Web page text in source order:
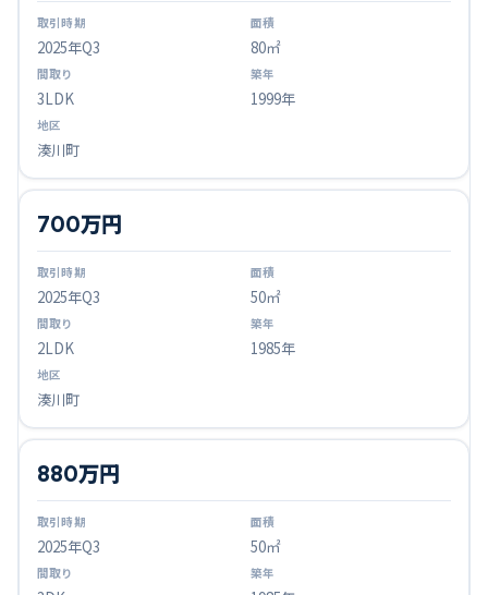
2025年Q3 80㎡
3LDK 1999年
湊川町
2025年Q3
700万円
50㎡
2LDK 1985年
湊川町
2025年Q3
880万円
50㎡